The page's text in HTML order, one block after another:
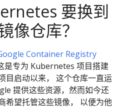
要换到
像仓库？
Container Registry
是专为 Kubernetes 项目搭建
目启动以来， 这个仓库一直运
提供这些资源，然而如今还
希望托管这些镜像， 以便为他